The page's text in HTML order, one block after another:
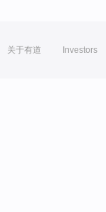
关于有道 Investors